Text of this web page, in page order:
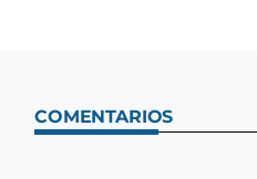
COMENTARIOS